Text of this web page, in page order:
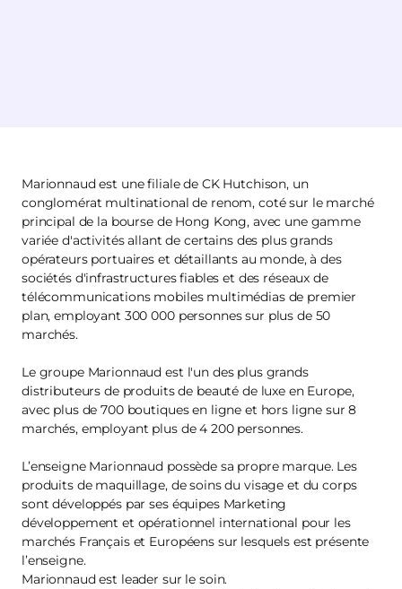
Marionnaud est une filiale de CK Hutchison, un
conglomérat multinational de renom, coté sur le marché
principal de la bourse de Hong Kong, avec une gamme
variée d'activités allant de certains des plus grands
opérateurs portuaires et détaillants au monde, à des
sociétés d'infrastructures fiables et des réseaux de
télécommunications mobiles multimédias de premier
plan, employant 300 000 personnes sur plus de 50
marchés.
Le groupe Marionnaud est l'un des plus grands
distributeurs de produits de beauté de luxe en Europe,
avec plus de 700 boutiques en ligne et hors ligne sur 8
marchés, employant plus de 4 200 personnes.
L’enseigne Marionnaud possède sa propre marque. Les
produits de maquillage, de soins du visage et du corps
sont développés par ses équipes Marketing
développement et opérationnel international pour les
marchés Français et Européens sur lesquels est présente
l’enseigne.
Marionnaud est leader sur le soin.